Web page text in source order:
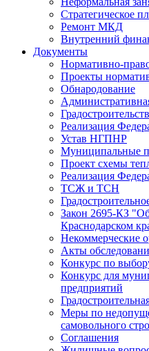
Стратегическое
Ремонт МКД
Внутренний
Документы
Нормативно-
Проекты
Обнародование
Реализация
Устав НГПНР
Муниципальные
Проект схемы
Реализация
ТСЖ и ТСН
Закон 2695-КЗ
Краснодарском
Некоммерческие
Акты
Конкурс по
Конкурс для
предприятий
Меры по
самовольного
Соглашения